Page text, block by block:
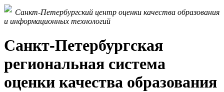
Санкт-Петербургский центр оценки качества образования
и информационных технологий
Санкт-Петербургская
региональная система
оценки качества образования